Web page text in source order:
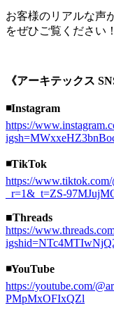
お客様のリアルな声
をぜひご覧ください
《アーキテックス
◾️Instagram
https://
◾️TikTok
https://
_r=1&_t=ZS-
■Threads
https://
◾️YouTube
https://youtube.com/
PMpMxOFIxQZl